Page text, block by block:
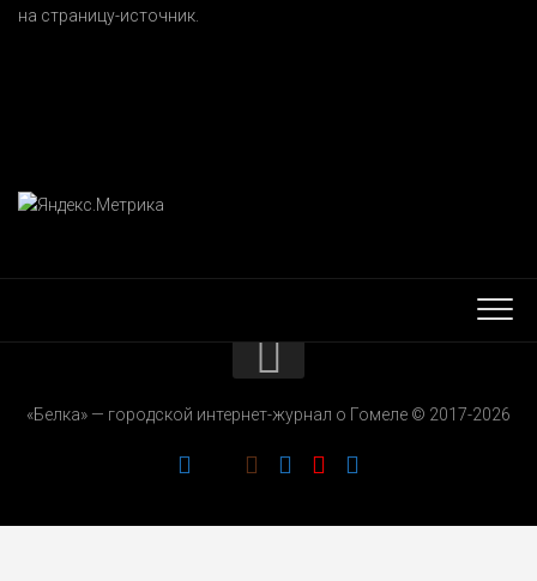
на страницу-источник.
РЕКЛАМОДАТЕЛЯМ
«Белка» — городской интернет-журнал о Гомеле © 2017-2026